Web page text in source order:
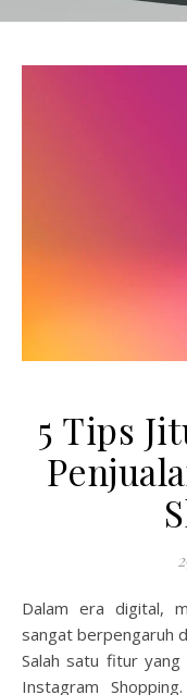
5 Tips
Dalam era digital, media sosial menjadi platform yang
sangat berpengaruh
Salah satu fitur yang
Instagram